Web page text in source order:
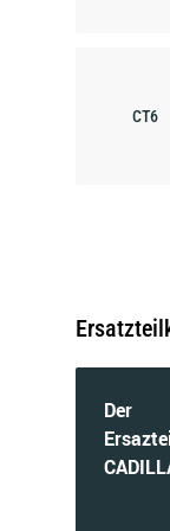
CT6
Der